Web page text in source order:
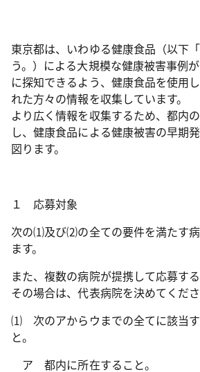
東京都は、いわゆる健康食品（以下
う。）による大規模な健康被害事例
に探知できるよう、健康食品を使用
れた方々の情報を収集しています。
より広く情報を収集するため、都内
し、健康食品による健康被害の早期
図ります。
１ 応募対象
次の⑴及び⑵の全ての要件を満たす
ます。
また、複数の病院が提携して応募す
その場合は、代表病院を決めてくださ
⑴ 次のアからウまでの全てに該当
と。
ア 都内に所在すること。